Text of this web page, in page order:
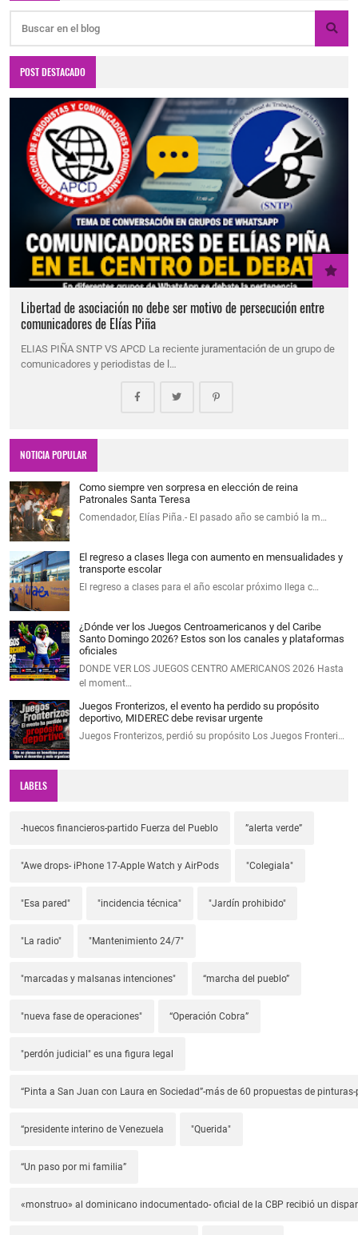
POST DESTACADO
Libertad de asociación no debe ser motivo de persecución entre
comunicadores de Elías Piña
ELIAS PIÑA SNTP VS APCD La reciente juramentación de un grupo de
comunicadores y periodistas de l…
NOTICIA POPULAR
Como siempre ven sorpresa en elección de reina
Patronales Santa Teresa
Comendador, Elías Piña.- El pasado año se cambió la m…
El regreso a clases llega con aumento en mensualidades y
transporte escolar
El regreso a clases para el año escolar próximo llega c…
¿Dónde ver los Juegos Centroamericanos y del Caribe
Santo Domingo 2026? Estos son los canales y plataformas
oficiales
DONDE VER LOS JUEGOS CENTRO AMERICANOS 2026 Hasta
el moment…
Juegos Fronterizos, el evento ha perdido su propósito
deportivo, MIDEREC debe revisar urgente
Juegos Fronterizos, perdió su propósito Los Juegos Fronteri…
LABELS
-huecos financieros-partido Fuerza del Pueblo ”alerta verde”
"Awe drops- iPhone 17-Apple Watch y AirPods "Colegiala"
"Esa pared" "incidencia técnica" "Jardín prohibido"
"La radio" "Mantenimiento 24/7"
"marcadas y malsanas intenciones" “marcha del pueblo”
"nueva fase de operaciones" “Operación Cobra”
"perdón judicial" es una figura legal
“Pinta a San Juan con Laura en Sociedad”-más de 60 propuestas de
“presidente interino de Venezuela "Querida"
“Un paso por mi familia”
«monstruo» al dominicano indocumentado- oficial de la CBP recibió un